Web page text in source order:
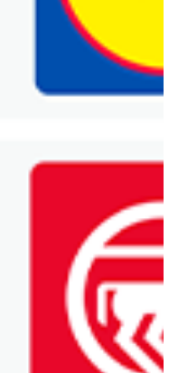
Blix!
już za 2 dni
Carrefour